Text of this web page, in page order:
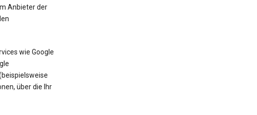
Anbieter der
wie Google
über die Ihr